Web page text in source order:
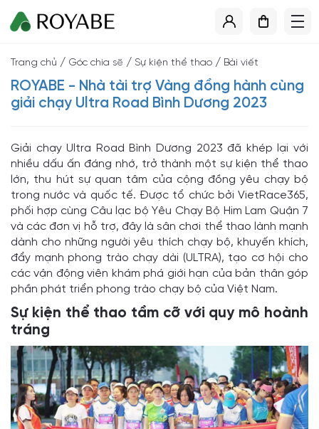
Trang chủ / Góc chia sẽ / Sự kiện thể thao / Bài viết
ROYABE - Nhà tài trợ Vàng đồng hành cùng
giải chạy Ultra Road Bình Dương 2023
Giải chạy Ultra Road Bình Dương 2023 đã khép lại với
nhiều dấu ấn đáng nhớ, trở thành một sự kiện thể thao
lớn, thu hút sự quan tâm của cộng đồng yêu chạy bộ
trong nước và quốc tế. Được tổ chức bởi VietRace365,
phối hợp cùng Câu lạc bộ Yêu Chạy Bộ Him Lam Quận 7
và các đơn vị hỗ trợ, đây là sân chơi thể thao lành mạnh
dành cho những người yêu thích chạy bộ, khuyến khích,
đẩy mạnh phong trào chạy dài (ULTRA), tạo cơ hội cho
các vận động viên khám phá giới hạn của bản thân góp
phần phát triển phong trào chạy bộ của Việt Nam.
Sự kiện thể thao tầm cỡ với quy mô hoành
tráng